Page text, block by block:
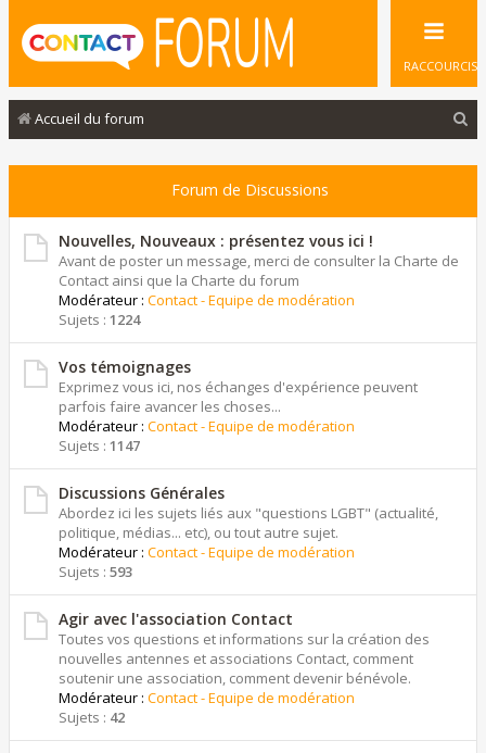
RACCOURCIS
Accueil du forum
Forum de Discussions
Nouvelles, Nouveaux : présentez vous ici !
Avant de poster un message, merci de consulter la Charte de
Contact ainsi que la Charte du forum
Modérateur : Contact - Equipe de modération
Sujets : 1224
Vos témoignages
Exprimez vous ici, nos échanges d'expérience peuvent
parfois faire avancer les choses...
Modérateur : Contact - Equipe de modération
Sujets : 1147
Discussions Générales
Abordez ici les sujets liés aux "questions LGBT" (actualité,
politique, médias... etc), ou tout autre sujet.
Modérateur : Contact - Equipe de modération
Sujets : 593
Agir avec l'association Contact
Toutes vos questions et informations sur la création des
nouvelles antennes et associations Contact, comment
soutenir une association, comment devenir bénévole.
Modérateur : Contact - Equipe de modération
Sujets : 42